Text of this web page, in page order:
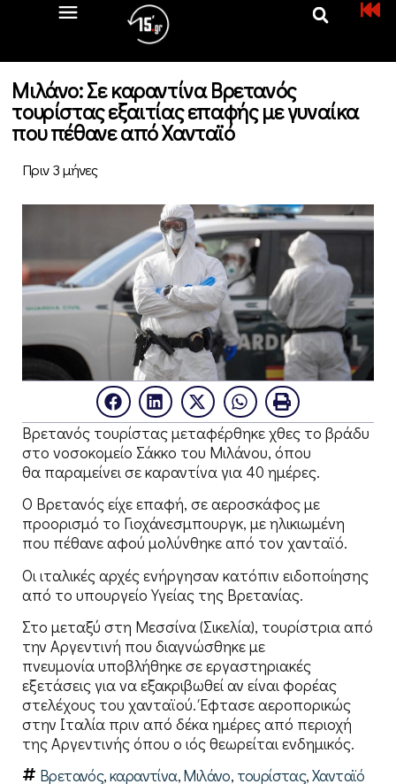
Μιλάνο: Σε καραντίνα Βρετανός
τουρίστας εξαιτίας επαφής με γυναίκα
που πέθανε από Χανταϊό
Πριν 3 μήνες
Βρετανός τουρίστας μεταφέρθηκε χθες το βράδυ
στο νοσοκομείο Σάκκο του Μιλάνου, όπου
θα παραμείνει σε καραντίνα για 40 ημέρες.
Ο Βρετανός είχε επαφή, σε αεροσκάφος με
προορισμό το Γιοχάνεσμπουργκ, με ηλικιωμένη
που πέθανε αφού μολύνθηκε από τον χανταϊό.
Οι ιταλικές αρχές ενήργησαν κατόπιν ειδοποίησης
από το υπουργείο Υγείας της Βρετανίας.
Στο μεταξύ στη Μεσσίνα (Σικελία), τουρίστρια από
την Αργεντινή που διαγνώσθηκε με
πνευμονία υποβλήθηκε σε εργαστηριακές
εξετάσεις για να εξακριβωθεί αν είναι φορέας
στελέχους του χανταϊού. Έφτασε αεροπορικώς
στην Ιταλία πριν από δέκα ημέρες από περιοχή
της Αργεντινής όπου ο ιός θεωρείται ενδημικός.
Βρετανός,καραντίνα,Μιλάνο, τουρίστας,Χανταϊό